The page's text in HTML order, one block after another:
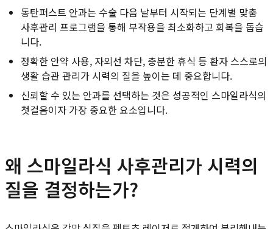
동탄퍼스트 안과는 수술 다음 날부터 시작되는 단계별 맞춤
사후관리 프로그램을 통해 부작용을 최소화하고 회복을 돕습
니다.
정확한 안약 사용, 자외선 차단, 충분한 휴식 등 환자 스스로의
생활 습관 관리가 시력의 질을 높이는 데 중요합니다.
신뢰할 수 있는 안과를 선택하는 것은 성공적인 스마일라식의
첫걸음이자 가장 중요한 요소입니다.
왜 스마일라식 사후관리가 시력의
질을 결정하는가?